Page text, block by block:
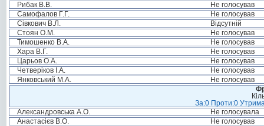
Рибак В.В.
Не голосував
Самофалов Г.Г.
Не голосував
Сівкович В.Л.
Відсутній
Стоян О.М.
Не голосував
Тимошенко В.А.
Не голосував
Хара В.Г.
Не голосував
Царьов О.А.
Не голосував
Четверіков І.А.
Не голосував
Янковський М.А.
Не голосував
За:0 Проти:0
Александровська А.О.
Не голосувала
Анастасієв В.О.
Не голосував